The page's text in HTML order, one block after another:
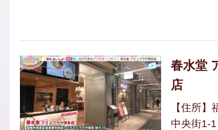
春水堂
店
【住所
中央街1-